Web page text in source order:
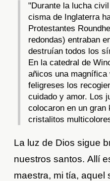
"Durante la lucha
cisma de Inglaterra
Protestantes
redondas) entraban
destruían todos los
En la catedral de
añicos una magnífica
feligreses los
cuidado y amor. Los
colocaron en un gran
cristalitos
La luz de Dios sigue
nuestros santos. Allí
maestra, mi tía, aquel